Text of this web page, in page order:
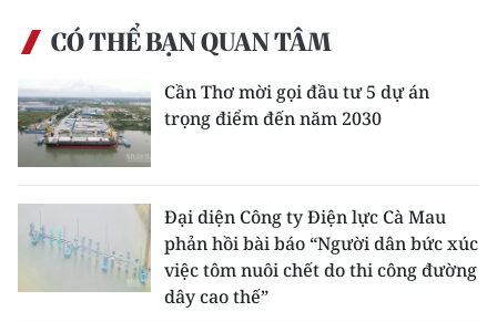
Chuyên trang Hà Nội
CHUYÊN ĐỀ
VỀ BÁO NHÂN DÂN
CÓ THỂ BẠN QUAN TÂM
Cần Thơ mời gọi đầu tư 5 dự án
trọng điểm đến năm 2030
Đại diện Công ty Điện lực Cà Mau
phản hồi bài báo “Người dân bức xúc
việc tôm nuôi chết do thi công đường
dây cao thế”